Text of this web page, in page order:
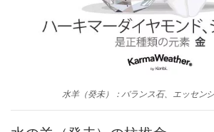
水羊（癸未）：バランス石、エッセン